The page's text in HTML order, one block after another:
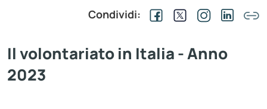
Condividi:
Il volontariato in Italia - Anno
2023